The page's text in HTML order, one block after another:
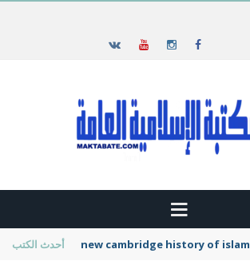
أحدث الكتب new cambridge history of islam